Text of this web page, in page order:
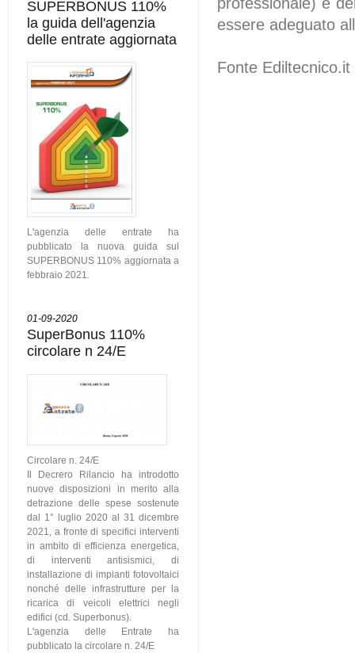
SUPERBONUS 110%
la guida dell'agenzia
delle entrate aggiornata
L'agenzia delle entrate ha
pubblicato la nuova guida sul
SUPERBONUS 110% aggiornata a
febbraio 2021.
01-09-2020
SuperBonus 110%
circolare n 24/E
Circolare n. 24/E
Il Decrero Rilancio ha introdotto
nuove disposizioni in merito alla
detrazione delle spese sostenute
dal 1° luglio 2020 al 31 dicembre
2021, a fronte di specifici interventi
in ambito di efficienza energetica,
di interventi antisismici, di
installazione di impianti fotovoltaici
nonché delle infrastrutture per la
ricarica di veicoli elettrici negli
edifici (cd. Superbonus).
L'agenzia delle Entrate ha
pubblicato la circolare n. 24/E
essere adeguato
Fonte